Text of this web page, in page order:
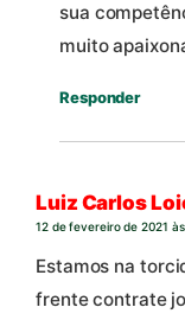
sua
muito
Responder
Luiz Carlos
12 de fevereiro de 2021
Estamos na
frente contrate